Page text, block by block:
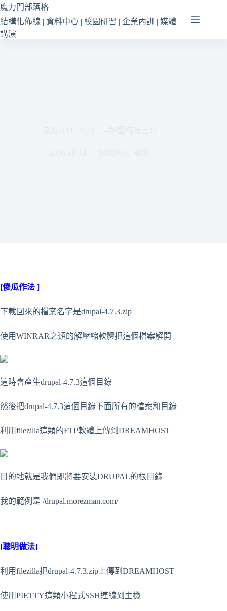
跳
至
主
魔力門部落格
結構化佈線 | 資料中心 | 校園研習 | 企業內訓 | 媒體
講演
[傻瓜作法 ]
下載回來的檔案名字是drupal-4.7.3.zip
使用WINRAR之類的解壓縮軟體把這個檔案解開
這時會產生drupal-4.7.3這個目錄
然後把drupal-4.7.3這個目錄下面所有的檔案和目錄
利用filezilla這類的FTP軟體上傳到DREAMHOST
目的地就是我們即將要安裝DRUPAL的根目錄
我的範例是 /drupal.morezman.com/
[聰明做法]
利用filezilla把drupal-4.7.3.zip上傳到DREAMHOST
使用PIETTY這類小程式SSH連線到主機